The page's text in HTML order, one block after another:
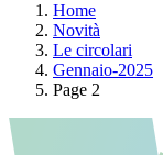
Home
Novità
Le circolari
Gennaio-2025
Page 2